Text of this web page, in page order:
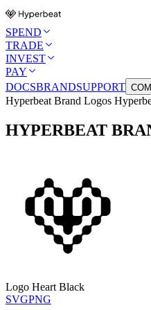
SPEND
TRADE
INVEST
PAY
DOCSBRANDSUPPORT
Hyperbeat Brand Logos
HYPERBEAT
Logo Heart Black
SVGPNG